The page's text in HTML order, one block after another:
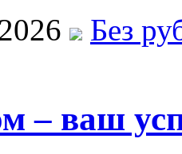
Без
– ваш